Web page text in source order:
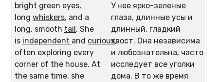
bright green eyes,
long whiskers, and a
long, smooth tail. She
is independent and curious,
often exploring every
corner of the house. At
the same time, she
У нее ярко-зеленые
глаза, длинные усы и
длинный, гладкий
хвост. Она независима
и любознательна, часто
исследует все уголки
дома. В то же время